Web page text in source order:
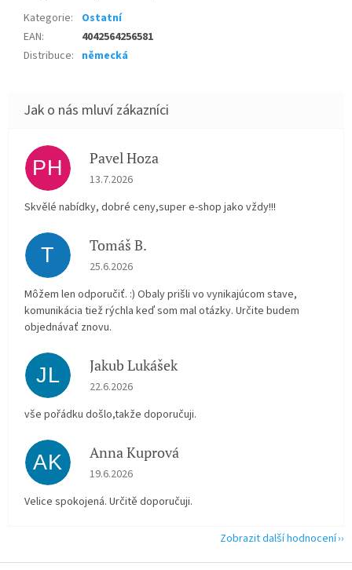
Kategorie:
Ostatní
EAN:
4042564256581
Distribuce: německá
PH Pavel Hoza
Hodnocení obchodu je 5 z 5 hvězdiček.
13.7.2026
Skvělé nabídky, dobré ceny,super e-shop jako vždy!!!
T Tomáš B.
Hodnocení obchodu je 5 z 5 hvězdiček.
25.6.2026
Môžem len odporučiť. :) Obaly prišli vo vynikajúcom stave,
komunikácia tiež rýchla keď som mal otázky. Určite budem
objednávať znovu.
JL Jakub Lukášek
Hodnocení obchodu je 5 z 5 hvězdiček.
22.6.2026
vše pořádku došlo,takže doporučuji.
AK Anna Kuprová
Hodnocení obchodu je 5 z 5 hvězdiček.
19.6.2026
Velice spokojená. Určitě doporučuji.
Zobrazit další hodnocení